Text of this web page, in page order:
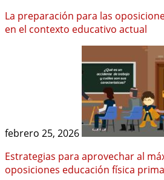
La preparación para las
en el contexto educativo actual
febrero 25, 2026
Estrategias para aprovechar al
oposiciones educación física